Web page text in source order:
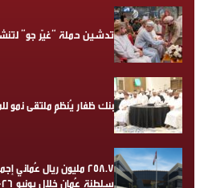
تدشين حملة “غيّر جو”
بنك ظفار يُنظم ملتقى نمو
258.7 مليون ريال عُماني
سلطنة عُمان خلال يونيو 2026م